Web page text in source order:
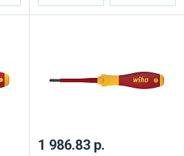
1 986.83 р.